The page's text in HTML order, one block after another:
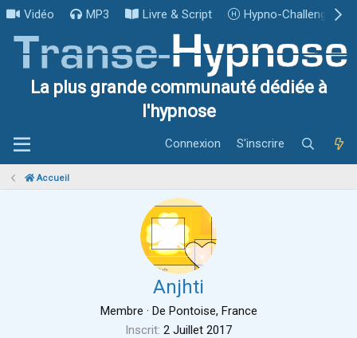
Vidéo MP3 Livre & Script Hypno-Challenge
La plus grande communauté dédiée à
l'hypnose
Connexion S'inscrire
Accueil
Anjhti
Membre · De Pontoise, France
Inscrit 2 Juillet 2017